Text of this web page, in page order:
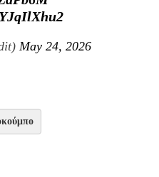
May 24, 2026